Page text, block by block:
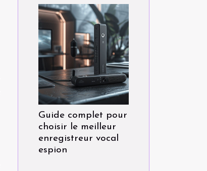
Guide complet pour
choisir le meilleur
enregistreur vocal
espion